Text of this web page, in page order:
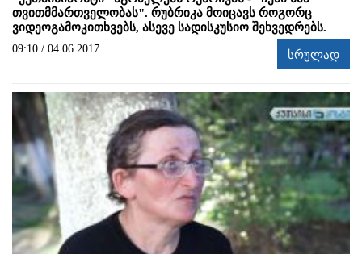
თვითმმართველობას". რუბრიკა მოიცავს როგორც
ვიდეოგამოკითხვებს, ასევე სადისკუსიო შეხვედრებს.
09:10 / 04.06.2017 სრულად